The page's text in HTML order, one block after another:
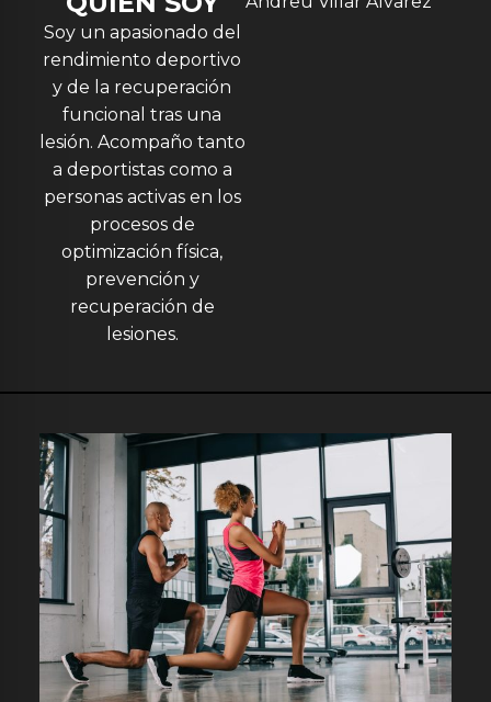
Soy un apasionado del
rendimiento deportivo
y de la recuperación
funcional tras una
lesión. Acompaño tanto
a deportistas como a
personas activas en los
procesos de
optimización física,
prevención y
recuperación de
lesiones.